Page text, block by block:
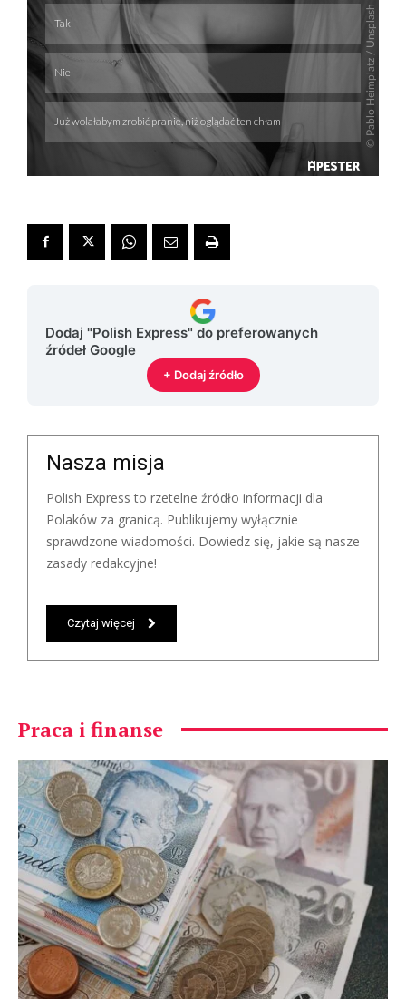
Dodaj "Polish Express" do preferowanych
źródeł Google
+ Dodaj źródło
Nasza misja
Polish Express to rzetelne źródło informacji dla
Polaków za granicą. Publikujemy wyłącznie
sprawdzone wiadomości. Dowiedz się, jakie są nasze
zasady redakcyjne!
Czytaj więcej
Praca i finanse